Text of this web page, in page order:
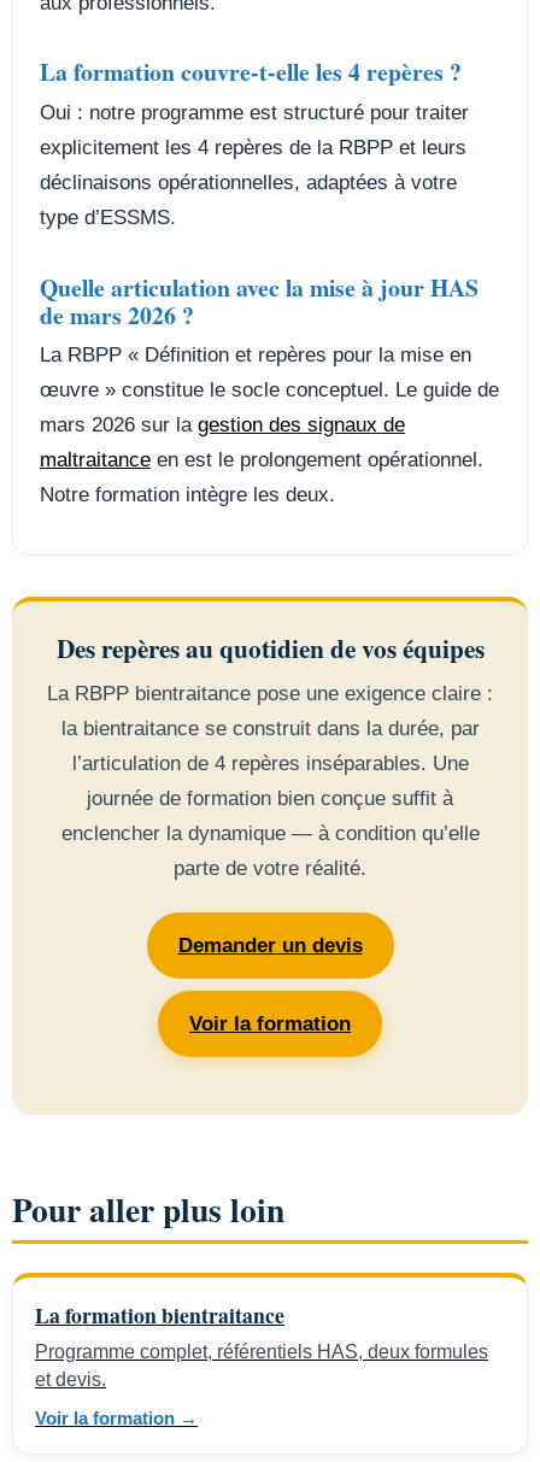
La formation couvre-t-elle les 4 repères ?
Oui : notre programme est structuré pour traiter
explicitement les 4 repères de la RBPP et leurs
déclinaisons opérationnelles, adaptées à votre
type d’ESSMS.
Quelle articulation avec la mise à jour HAS
de mars 2026 ?
La RBPP « Définition et repères pour la mise en
œuvre » constitue le socle conceptuel. Le guide de
mars 2026 sur la gestion des signaux de
maltraitance en est le prolongement opérationnel.
Notre formation intègre les deux.
Des repères au quotidien de vos équipes
La RBPP bientraitance pose une exigence claire :
la bientraitance se construit dans la durée, par
l’articulation de 4 repères inséparables. Une
journée de formation bien conçue suffit à
enclencher la dynamique — à condition qu’elle
parte de votre réalité.
Demander un devis
Voir la formation
Pour aller plus loin
La formation bientraitance
Programme complet, référentiels HAS, deux formules
et devis.
Voir la formation →